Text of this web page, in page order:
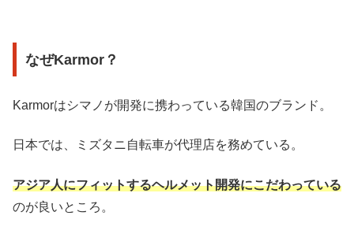
なぜKarmor？
Karmorはシマノが開発に携わっている韓国のブランド。
日本では、ミズタニ自転車が代理店を務めている。
アジア人にフィットするヘルメット開発にこだわっている
のが良いところ。